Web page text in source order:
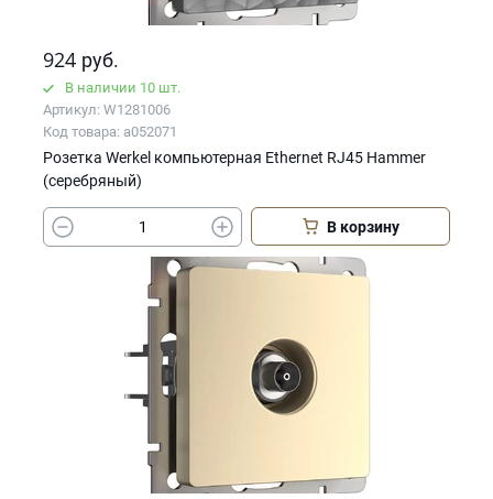
924 руб.
В наличии 10 шт.
Артикул: W1281006
Код товара: a052071
Розетка Werkel компьютерная Ethernet RJ45 Hammer
(серебряный)
В корзину